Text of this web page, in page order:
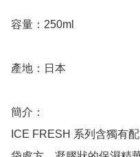
容量：250ml
產地：日本
簡介：
ICE FRESH 系列含獨有